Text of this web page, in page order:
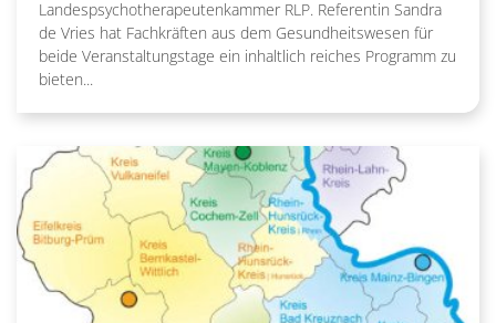
Landespsychotherapeutenkammer RLP. Referentin Sandra
de Vries hat Fachkräften aus dem Gesundheitswesen für
beide Veranstaltungstage ein inhaltlich reiches Programm zu
bieten...